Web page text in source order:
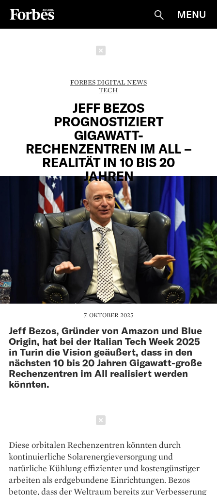
Suche
MENU
FORBES DIGITAL NEWS
TECH
JEFF BEZOS
PROGNOSTIZIERT
GIGAWATT-
RECHENZENTREN IM ALL –
REALITÄT IN 10 BIS 20
JAHREN
7. OKTOBER 2025
Jeff Bezos, Gründer von Amazon und Blue
Origin, hat bei der Italian Tech Week 2025
in Turin die Vision geäußert, dass in den
nächsten 10 bis 20 Jahren Gigawatt-große
Rechenzentren im All realisiert werden
könnten.
Diese orbitalen Rechenzentren könnten durch
kontinuierliche Solarenergieversorgung und
natürliche Kühlung effizienter und kostengünstiger
arbeiten als erdgebundene Einrichtungen. Bezos
betonte, dass der Weltraum bereits zur Verbesserung